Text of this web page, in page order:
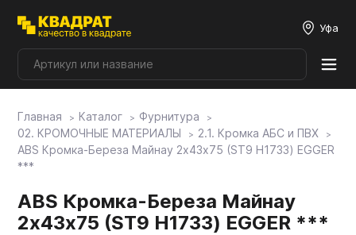
Уфа
Плитные материалы
Фурнитура
Столешницы
Главная Каталог
Фурнитура
02. КРОМОЧНЫЕ МАТЕРИАЛЫ
2.1. Кромка АБС и ПВХ
ABS Кромка-Береза Майнау 2х43х75 (ST9 H1733) EGGER
***
ABS Кромка-Береза Майнау
2х43х75 (ST9 H1733) EGGER ***